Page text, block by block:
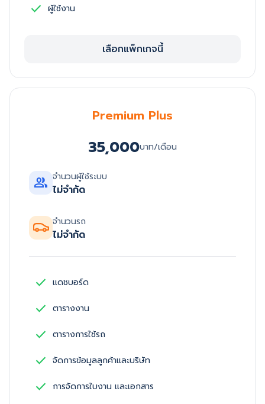
check ผู้ใช้งาน
เลือกแพ็กเกจนี้
Premium Plus
35,000บาท/เดือน
group จำนวนผู้ใช้ระบบ
ไม่จำกัด
จำนวนรถ
ไม่จำกัด
check แดชบอร์ด
check ตารางงาน
check ตารางการใช้รถ
check จัดการข้อมูลลูกค้าและบริษัท
check การจัดการใบงาน และเอกสาร